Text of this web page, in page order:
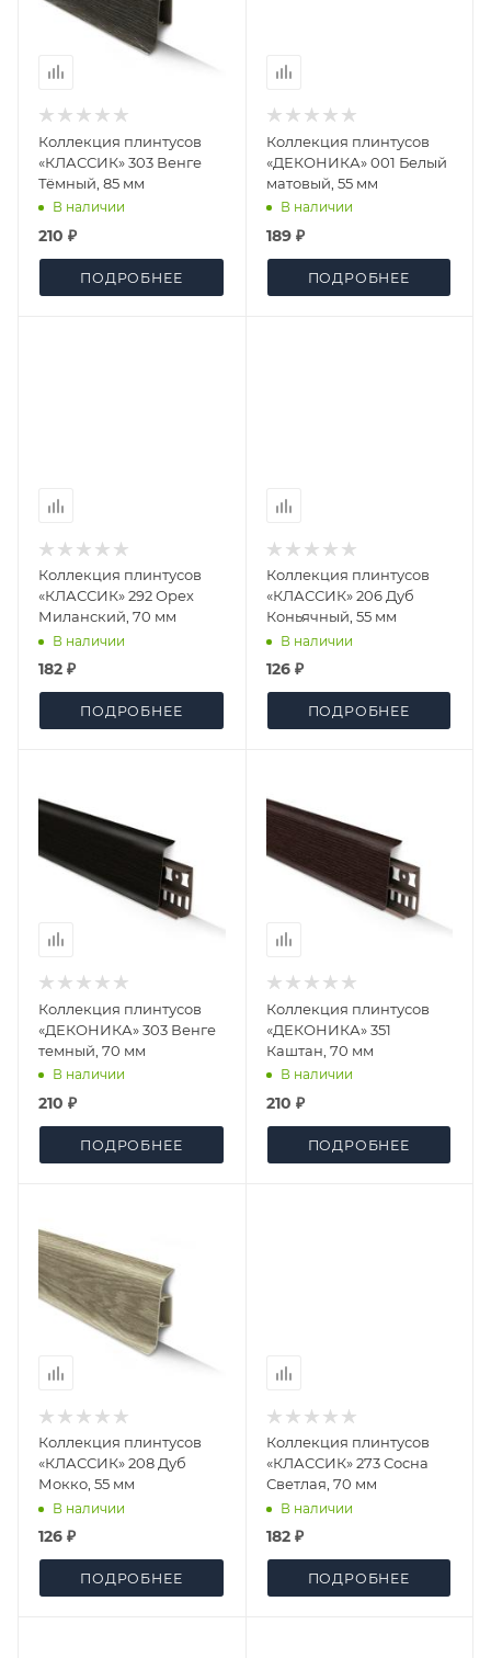
Коллекция плинтусов
«КЛАССИК» 303 Венге
Тёмный, 85 мм
В наличии
210 ₽
ПОДРОБНЕЕ
Коллекция плинтусов
«ДЕКОНИКА» 001 Белый
матовый, 55 мм
В наличии
189 ₽
ПОДРОБНЕЕ
Коллекция плинтусов
«КЛАССИК» 292 Орех
Миланский, 70 мм
В наличии
182 ₽
ПОДРОБНЕЕ
Коллекция плинтусов
«КЛАССИК» 206 Дуб
Коньячный, 55 мм
В наличии
126 ₽
ПОДРОБНЕЕ
Коллекция плинтусов
«ДЕКОНИКА» 303 Венге
темный, 70 мм
В наличии
210 ₽
ПОДРОБНЕЕ
Коллекция плинтусов
«ДЕКОНИКА» 351
Каштан, 70 мм
В наличии
210 ₽
ПОДРОБНЕЕ
Коллекция плинтусов
«КЛАССИК» 208 Дуб
Мокко, 55 мм
В наличии
126 ₽
ПОДРОБНЕЕ
Коллекция плинтусов
«КЛАССИК» 273 Сосна
Светлая, 70 мм
В наличии
182 ₽
ПОДРОБНЕЕ